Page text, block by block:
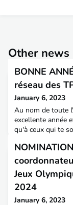
Other news
BONNE
réseau des
January 6, 2023
Au nom de toute
excellente année
qu'à ceux qui te
TPE, grâce à des
moments
afterworks
Jeux
2024
January 6, 2023